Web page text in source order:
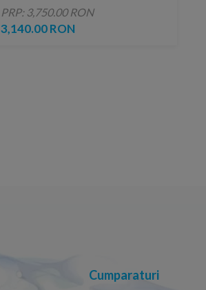
PRP: 3,750.00 RON
3,140.00 RON
Cumparaturi